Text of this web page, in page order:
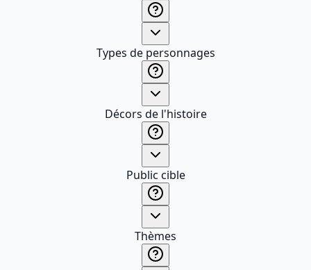
Types de personnages
Décors de l'histoire
Public cible
Thèmes